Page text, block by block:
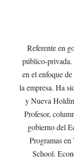
Referente en
público-privada.
en el enfoque
la empresa. Ha
y Nueva
Profesor,
gobierno del
Programas
School.